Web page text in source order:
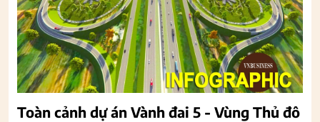
Toàn cảnh dự án Vành đai 5 - Vùng Thủ đô